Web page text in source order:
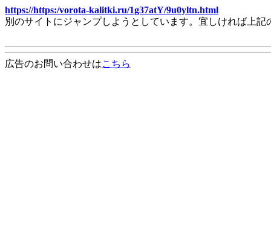
https://https:/vorota-kalitki.ru/1g37atY/9u0yltn.html
別のサイトにジャンプしようとしています。宜しければ上
広告のお問い合わせはこちら